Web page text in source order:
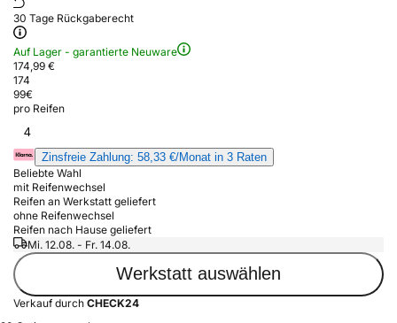
30 Tage Rückgaberecht
Auf Lager - garantierte Neuware
174,99 €
174
99€
pro Reifen
4
Zinsfreie Zahlung: 58,33 €/Monat in 3 Raten
Beliebte Wahl
mit Reifenwechsel
Reifen an Werkstatt geliefert
ohne Reifenwechsel
Reifen nach Hause geliefert
Mi. 12.08. - Fr. 14.08.
Werkstatt auswählen
Verkauf durch CHECK24